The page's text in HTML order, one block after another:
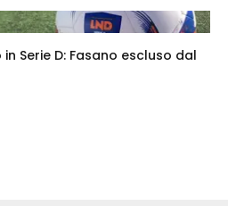
Serie D: Fasano escluso dal